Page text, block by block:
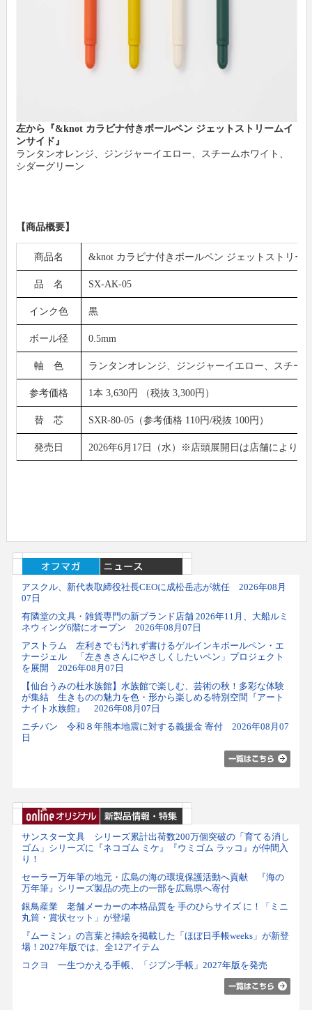
左から『&knot カラビナ付きボールペン ジェットストリームイ
ンサイド』
ランタンオレンジ、ジンジャーイエロー、スチームホワイト、
シダーグリーン
【商品概要】
商品名 &knot カラビナ付きボールペン ジェットストリー
品 名 SX-AK-05
インク色 黒
ボール径 0.5mm
軸 色 ランタンオレンジ、ジンジャーイエロー、スチー
参考価格 1本 3,630円 （税抜 3,300円）
替 芯 SXR-80-05（参考価格 110円/税抜 100円）
発売日 2026年6月17日（水）※店頭展開日は店舗により異
アスクル、新代表取締役社長CEOに成松岳志が就任 2026年08月
07日
有隣堂の文具・雑貨専門の新ブランド店舗 2026年11月、大船ルミ
ネウィング6階にオープン 2026年08月07日
アストラム 左利きでも汚れず書けるゲルインキボールペン・エ
ナージェル 「左ききさんにやさしくしたいペン」プロジェクト
を展開 2026年08月07日
【仙台うみの杜水族館】水族館で楽しむ、芸術の秋！多彩な体験
が集結 生きものの魅力を色・形から楽しめる特別空間『アート
ナイト水族館』 2026年08月07日
ニチバン 令和８年熊本地震に対する義援金 寄付 2026年08月07
日
サンスター文具 シリーズ累計出荷数200万個突破の「育てる消し
ゴム」シリーズに『ネコゴム ミケ』『ウミゴム ラッコ』が仲間入
り！
セーラー万年筆の地元・広島の海の環境保護活動へ貢献 『海の
万年筆』シリーズ製品の売上の一部を広島県へ寄付
銀鳥産業 老舗メーカーの本格品質を 手のひらサイズ に！「ミニ
丸筒・賞状セット」が登場
『ムーミン』の言葉と挿絵を掲載した「ほぼ日手帳weeks」が新登
場！2027年版では、全12アイテム
コクヨ 一生つかえる手帳、「ジブン手帳」2027年版を発売